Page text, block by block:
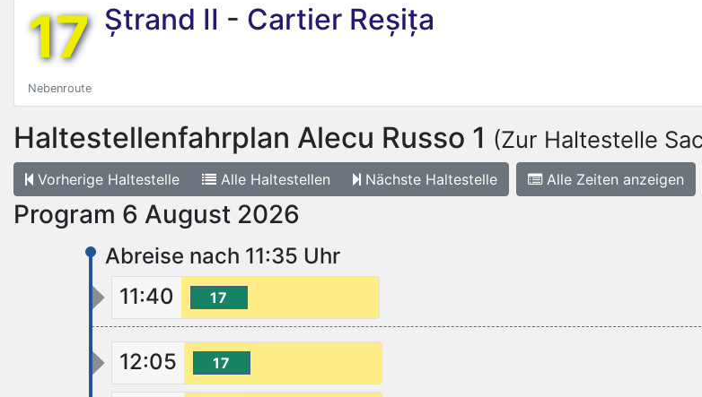
17 Ștrand II - Cartier Reșița
Nebenroute
Haltestellenfahrplan Alecu Russo 1 (Zur Haltestelle
Vorherige Haltestelle Alle Haltestellen Nächste Haltestelle Alle Zeiten anzeigen
Program 6 August 2026
Abreise nach 11:35 Uhr
11:40
17
12:05 17